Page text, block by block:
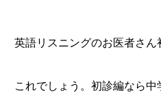
英語リスニングのお医者さん
これでしょう。初診編なら